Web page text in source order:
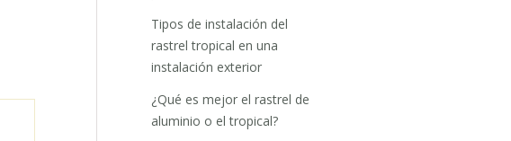
Tipos de instalación del
rastrel tropical en una
instalación exterior
¿Qué es mejor el rastrel de
aluminio o el tropical?